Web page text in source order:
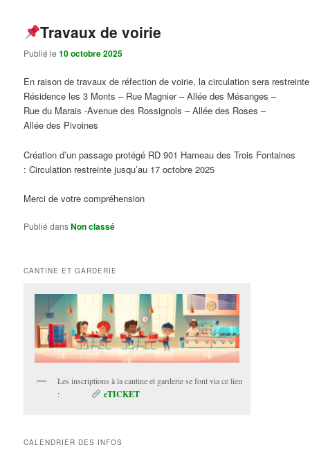
Travaux de voirie
Publié le10 octobre 2025
En raison de travaux de réfection de voirie, la circulation sera
Résidence les 3 Monts – Rue Magnier – Allée des Mésanges –
Rue du Marais -Avenue des Rossignols – Allée des Roses –
Allée des Pivoines
Création d’un passage protégé RD 901 Hameau des Trois Fontaines
: Circulation restreinte jusqu’au 17 octobre 2025
Merci de votre compréhension
Publié dansNon classé
CANTINE ET GARDERIE
Les inscriptions à la cantine et garderie se font via ce lien
:
eTICKET
CALENDRIER DES INFOS